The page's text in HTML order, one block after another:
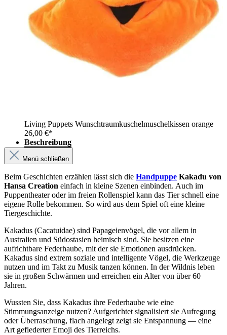
Living Puppets Wunschtraumkuschelmuschelkissen orange
26,00 €*
Beschreibung
Menü schließen
Beim Geschichten erzählen lässt sich die Handpuppe Kakadu von
Hansa Creation einfach in kleine Szenen einbinden. Auch im
Puppentheater oder im freien Rollenspiel kann das Tier schnell eine
eigene Rolle bekommen. So wird aus dem Spiel oft eine kleine
Tiergeschichte.
Kakadus (Cacatuidae) sind Papageienvögel, die vor allem in
Australien und Südostasien heimisch sind. Sie besitzen eine
aufrichtbare Federhaube, mit der sie Emotionen ausdrücken.
Kakadus sind extrem soziale und intelligente Vögel, die Werkzeuge
nutzen und im Takt zu Musik tanzen können. In der Wildnis leben
sie in großen Schwärmen und erreichen ein Alter von über 60
Jahren.
Wussten Sie, dass Kakadus ihre Federhaube wie eine
Stimmungsanzeige nutzen? Aufgerichtet signalisiert sie Aufregung
oder Überraschung, flach angelegt zeigt sie Entspannung — eine
Art gefiederter Emoji des Tierreichs.